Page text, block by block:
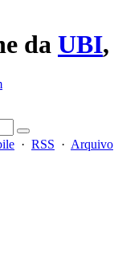
da UBI
· RSS · Arquivo